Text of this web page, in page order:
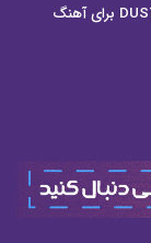
موزیک‌ویدیو جدید DUSTCELL برای آهنگ